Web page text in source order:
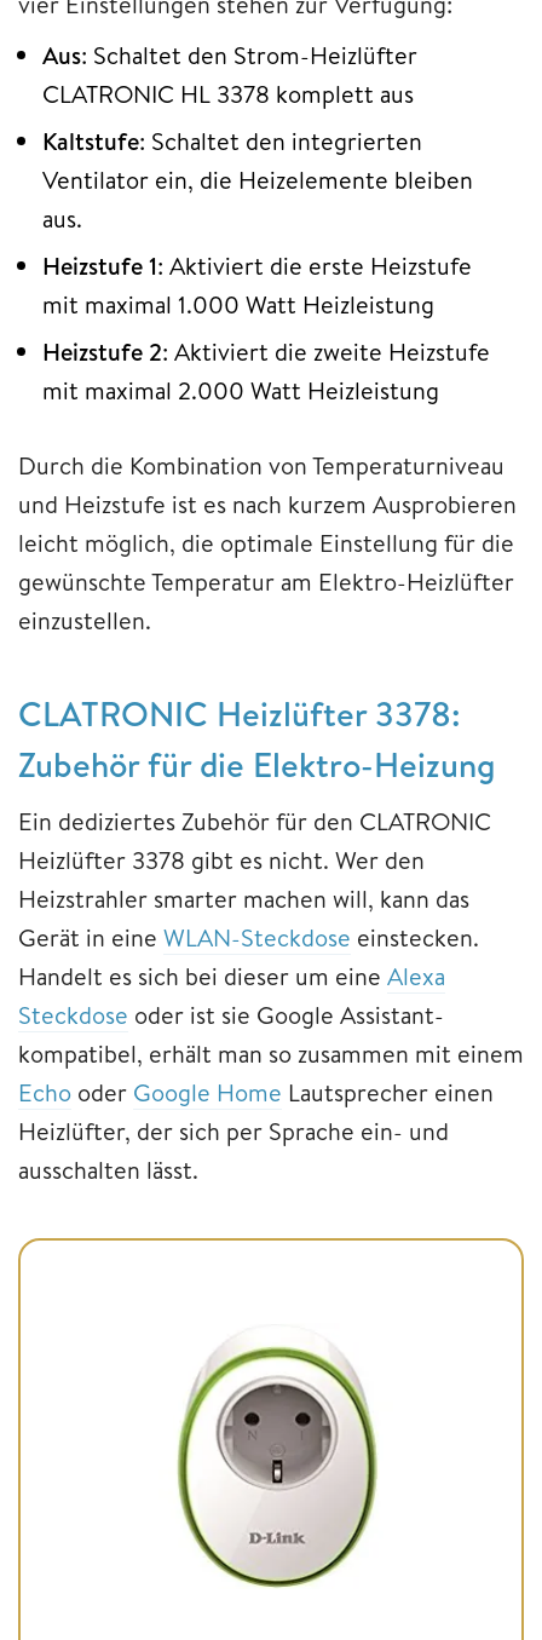
Aus: Schaltet den Strom-Heizlüfter
CLATRONIC HL 3378 komplett aus
Kaltstufe: Schaltet den integrierten
Ventilator ein, die Heizelemente bleiben
aus.
Heizstufe 1: Aktiviert die erste Heizstufe
mit maximal 1.000 Watt Heizleistung
Heizstufe 2: Aktiviert die zweite Heizstufe
mit maximal 2.000 Watt Heizleistung
Durch die Kombination von Temperaturniveau
und Heizstufe ist es nach kurzem Ausprobieren
leicht möglich, die optimale Einstellung für die
gewünschte Temperatur am Elektro-Heizlüfter
einzustellen.
CLATRONIC Heizlüfter 3378:
Zubehör für die Elektro-Heizung
Ein dediziertes Zubehör für den CLATRONIC
Heizlüfter 3378 gibt es nicht. Wer den
Heizstrahler smarter machen will, kann das
Gerät in eine WLAN-Steckdose einstecken.
Handelt es sich bei dieser um eine Alexa
Steckdose oder ist sie Google Assistant-
kompatibel, erhält man so zusammen mit einem
Echo oder Google Home Lautsprecher einen
Heizlüfter, der sich per Sprache ein- und
ausschalten lässt.